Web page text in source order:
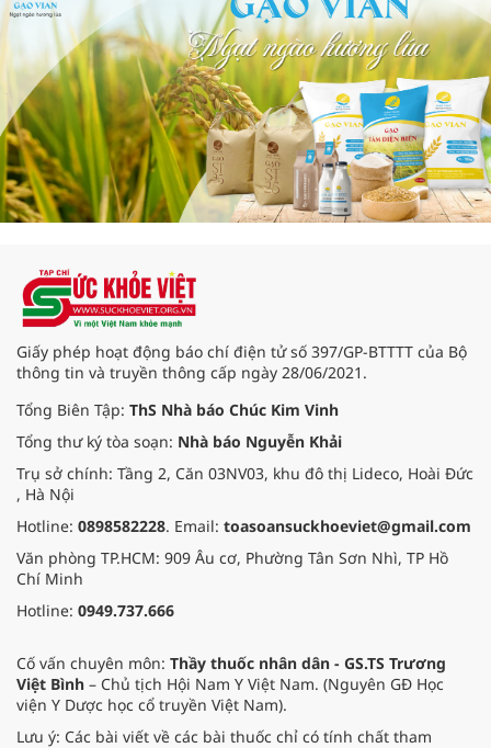
Giấy phép hoạt động báo chí điện tử số 397/GP-BTTTT của Bộ
thông tin và truyền thông cấp ngày 28/06/2021.
Tổng Biên Tập: ThS Nhà báo Chúc Kim Vinh
Tổng thư ký tòa soạn: Nhà báo Nguyễn Khải
Trụ sở chính: Tầng 2, Căn 03NV03, khu đô thị Lideco, Hoài Đức
, Hà Nội
Hotline: 0898582228. Email: toasoansuckhoeviet@gmail.com
Văn phòng TP.HCM: 909 Âu cơ, Phường Tân Sơn Nhì, TP Hồ
Chí Minh
Hotline: 0949.737.666
Cố vấn chuyên môn: Thầy thuốc nhân dân - GS.TS Trương
Việt Bình – Chủ tịch Hội Nam Y Việt Nam. (Nguyên GĐ Học
viện Y Dược học cổ truyền Việt Nam).
Lưu ý: Các bài viết về các bài thuốc chỉ có tính chất tham